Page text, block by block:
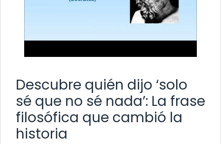
Descubre quién dijo ‘solo
sé que no sé nada’: La frase
filosófica que cambió la
historia